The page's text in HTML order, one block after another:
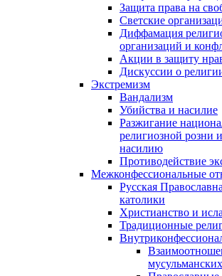
Защита права на
Светские
Диффамация
организаций и
Акции в защиту
Дискуссии о
Экстремизм
Вандализм
Убийства и насилие
Разжигание
религиозной розни
насилию
Противодействие
Межконфессиональные
Русская
католики
Христианство и
Традиционные